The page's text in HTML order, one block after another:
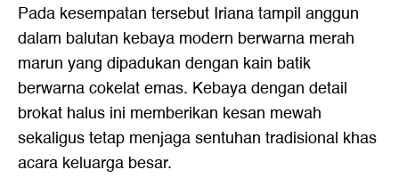
Pada kesempatan tersebut Iriana tampil anggun
dalam balutan kebaya modern berwarna merah
marun yang dipadukan dengan kain batik
berwarna cokelat emas. Kebaya dengan detail
brokat halus ini memberikan kesan mewah
sekaligus tetap menjaga sentuhan tradisional khas
acara keluarga besar.